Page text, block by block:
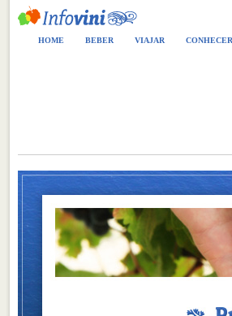
HOME BEBER VIAJAR CONHECER